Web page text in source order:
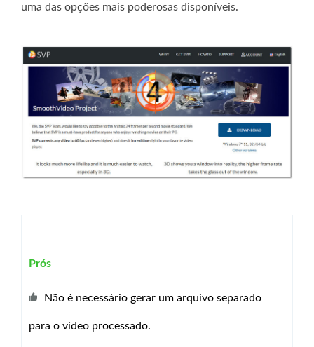
uma das opções mais poderosas disponíveis.
Prós
Não é necessário gerar um arquivo separado
para o vídeo processado.